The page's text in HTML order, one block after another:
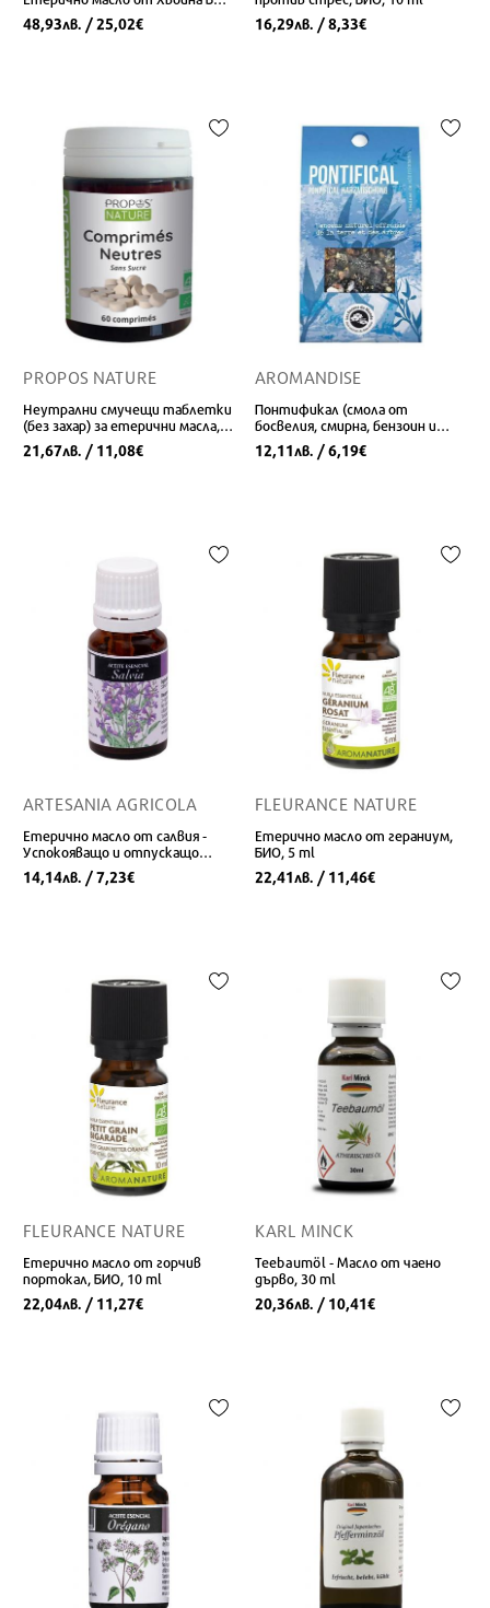
10 ml
48,93лв. / 25,02€ 16,29лв. / 8,33€
PROPOS NATURE
Неутрални смучещи таблетки
(без захар) за етерични масла,
60 бр.
21,67лв. / 11,08€
AROMANDISE
Понтификал (смола от
босвелия, смирна, бензоин и
стиракс), 25 g
12,11лв. / 6,19€
ARTESANIA AGRICOLA
Етерично масло от салвия -
Успокояващо и отпускащо
действие, 10 ml
14,14лв. / 7,23€
FLEURANCE NATURE
Eтерично масло от гераниум,
БИО, 5 ml
22,41лв. / 11,46€
FLEURANCE NATURE
Eтерично масло от горчив
портокал, БИО, 10 ml
22,04лв. / 11,27€
KARL MINCK
Teebaumöl - Масло от чаено
дърво, 30 ml
20,36лв. / 10,41€